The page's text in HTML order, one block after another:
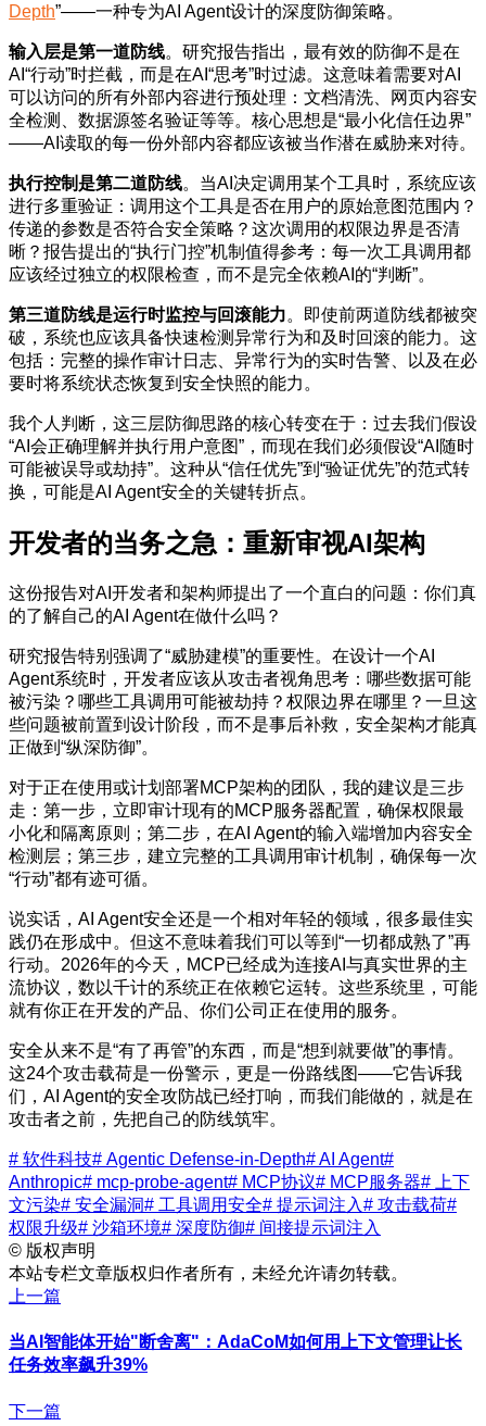
Depth”——一种专为AI Agent设计的深度防御策略。
输入层是第一道防线。研究报告指出，最有效的防御不是在
AI“行动”时拦截，而是在AI“思考”时过滤。这意味着需要对AI
可以访问的所有外部内容进行预处理：文档清洗、网页内容安
全检测、数据源签名验证等等。核心思想是“最小化信任边界”
——AI读取的每一份外部内容都应该被当作潜在威胁来对待。
执行控制是第二道防线。当AI决定调用某个工具时，系统应该
进行多重验证：调用这个工具是否在用户的原始意图范围内？
传递的参数是否符合安全策略？这次调用的权限边界是否清
晰？报告提出的“执行门控”机制值得参考：每一次工具调用都
应该经过独立的权限检查，而不是完全依赖AI的“判断”。
第三道防线是运行时监控与回滚能力。即使前两道防线都被突
破，系统也应该具备快速检测异常行为和及时回滚的能力。这
包括：完整的操作审计日志、异常行为的实时告警、以及在必
要时将系统状态恢复到安全快照的能力。
我个人判断，这三层防御思路的核心转变在于：过去我们假设
“AI会正确理解并执行用户意图”，而现在我们必须假设“AI随时
可能被误导或劫持”。这种从“信任优先”到“验证优先”的范式转
换，可能是AI Agent安全的关键转折点。
开发者的当务之急：重新审视AI架构
这份报告对AI开发者和架构师提出了一个直白的问题：你们真
的了解自己的AI Agent在做什么吗？
研究报告特别强调了“威胁建模”的重要性。在设计一个AI
Agent系统时，开发者应该从攻击者视角思考：哪些数据可能
被污染？哪些工具调用可能被劫持？权限边界在哪里？一旦这
些问题被前置到设计阶段，而不是事后补救，安全架构才能真
正做到“纵深防御”。
对于正在使用或计划部署MCP架构的团队，我的建议是三步
走：第一步，立即审计现有的MCP服务器配置，确保权限最
小化和隔离原则；第二步，在AI Agent的输入端增加内容安全
检测层；第三步，建立完整的工具调用审计机制，确保每一次
“行动”都有迹可循。
说实话，AI Agent安全还是一个相对年轻的领域，很多最佳实
践仍在形成中。但这不意味着我们可以等到“一切都成熟了”再
行动。2026年的今天，MCP已经成为连接AI与真实世界的主
流协议，数以千计的系统正在依赖它运转。这些系统里，可能
就有你正在开发的产品、你们公司正在使用的服务。
安全从来不是“有了再管”的东西，而是“想到就要做”的事情。
这24个攻击载荷是一份警示，更是一份路线图——它告诉我
们，AI Agent的安全攻防战已经打响，而我们能做的，就是在
攻击者之前，先把自己的防线筑牢。
# 软件科技# Agentic Defense-in-Depth# AI Agent#
Anthropic# mcp-probe-agent# MCP协议# MCP服务器# 上下
文污染# 安全漏洞# 工具调用安全# 提示词注入# 攻击载荷#
权限升级# 沙箱环境# 深度防御# 间接提示词注入
© 版权声明
本站专栏文章版权归作者所有，未经允许请勿转载。
上一篇
当AI智能体开始"断舍离"：AdaCoM如何用上下文管理让长
任务效率飙升39%
下一篇